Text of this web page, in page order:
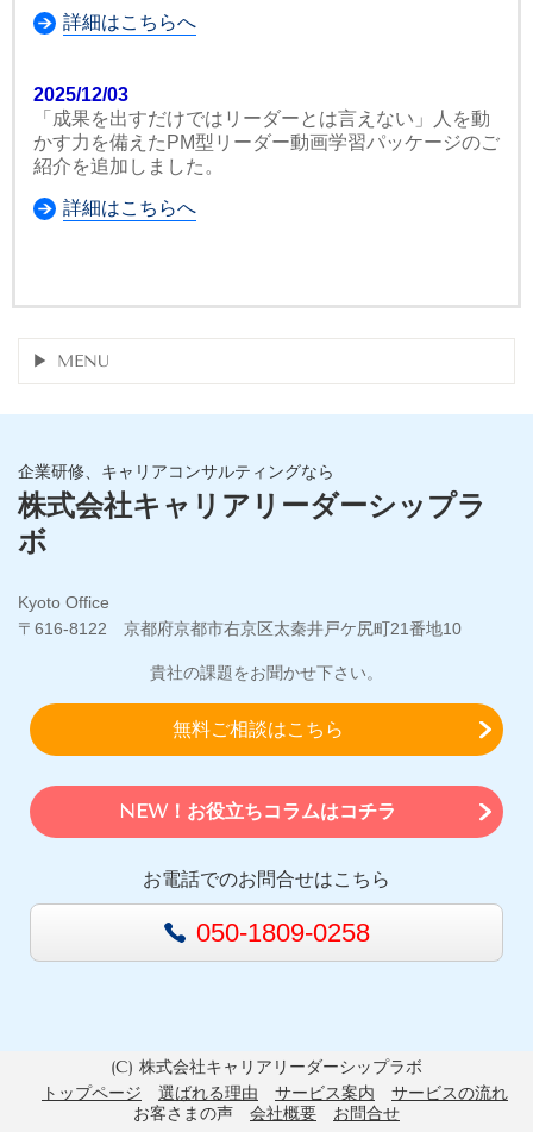
詳細はこちらへ
2025/12/03
「成果を出すだけではリーダーとは言えない」人を動
かす力を備えたPM型リーダー動画学習パッケージのご
紹介を追加しました。
詳細はこちらへ
MENU
企業研修、キャリアコンサルティングなら
株式会社キャリアリーダーシップラ
ボ
Kyoto Office
〒616-8122 京都府京都市右京区太秦井戸ケ尻町21番地10
貴社の課題をお聞かせ下さい。
無料ご相談はこちら
NEW！お役立ちコラムはコチラ
お電話でのお問合せはこちら
050-1809-0258
(C) 株式会社キャリアリーダーシップラボ
トップページ
選ばれる理由 サービス案内
サービスの流れ
お客さまの声
会社概要 お問合せ